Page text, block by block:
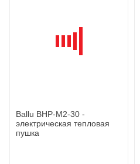
Ballu BHP-M2-30 -
электрическая тепловая
пушка